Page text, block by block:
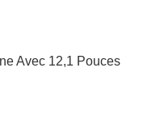
Avec 12,1 Pouces